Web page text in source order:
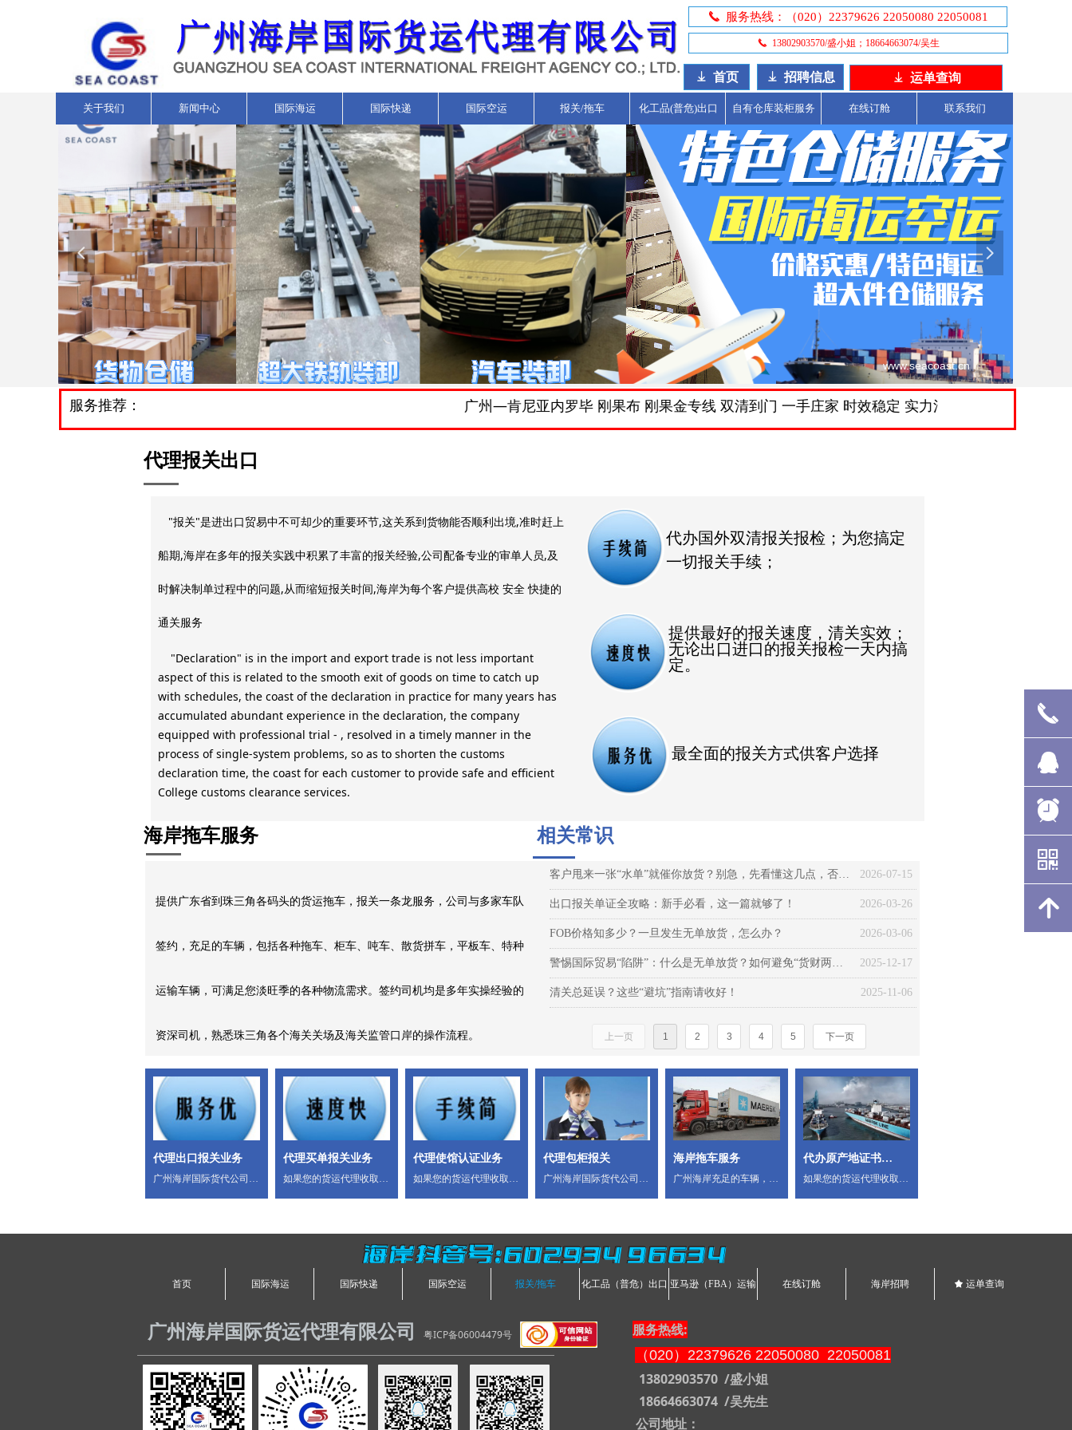
끅 13802903570/盛小姐；18664663074/吴生
ꄈ 首页 ꄈ 招聘信息
끅 服务热线：（020）22379626 22050080 22050081
ꄈ 运单查询
www.seacoast.cn
关于我们 新闻中心 国际海运 国际快递 国际空运 报关/拖车 化工品(普危)出口 自有仓库装柜服务 在线订舱 联系我们
넳 넲
广州—肯尼亚内罗毕 刚果布 刚果金专线 双清到门 一手庄家 时效稳定 实力清关 特色仓储服务 国际
服务推荐：
代理报关出口
"报关"是进出口贸易中不可却少的重要环节,这关系到货物能否顺利出境,准时赶上
船期,海岸在多年的报关实践中积累了丰富的报关经验,公司配备专业的审单人员,及
时解决制单过程中的问题,从而缩短报关时间,海岸为每个客户提供高校 安全 快捷的
通关服务
"Declaration" is in the import and export trade is not less important
aspect of this is related to the smooth exit of goods on time to catch up
with schedules, the coast of the declaration in practice for many years has
accumulated abundant experience in the declaration, the company
equipped with professional trial - , resolved in a timely manner in the
process of single-system problems, so as to shorten the customs
declaration time, the coast for each customer to provide safe and efficient
College customs clearance services.
代办国外双清报关报检；为您搞定
一切报关手续；
提供最好的报关速度，清关实效；
无论出口进口的报关报检一天内搞
定。
最全面的报关方式供客户选择
提供广东省到珠三角各码头的货运拖车，报关一条龙服务，公司与多家车队
签约，充足的车辆，包括各种拖车、柜车、吨车、散货拼车，平板车、特种
运输车辆，可满足您淡旺季的各种物流需求。签约司机均是多年实操经验的
资深司机，熟悉珠三角各个海关关场及海关监管口岸的操作流程。
2026-07-15
客户甩来一张“水单”就催你放货？别急，先看懂这几点，否则血本无归！
2026-03-26
出口报关单证全攻略：新手必看，这一篇就够了！
2026-03-06
FOB价格知多少？一旦发生无单放货，怎么办？
2025-12-17
警惕国际贸易“陷阱”：什么是无单放货？如何避免“货财两空”？
2025-11-06
清关总延误？这些“避坑”指南请收好！
上一页 1 2 3 4 5 下一页
海岸拖车服务
代理出口报关业务
广州海岸国际货代公司
代理买单报关业务
如果您的货运代理收取的
口通关不顺畅，请您立刻
打电话给海岸国际，我们
快捷的通关服务。热线：
18664663074/吴生
代理使馆认证业务
如果您的货运代理收取的
口通关不顺畅，请您立刻
打电话给海岸国际，我们
快捷的通关服务。热线：
代理包柜报关
广州海岸国际货代公司强
关_皇岗出口包柜报关_盐
口包柜报关_赤湾出口包
报关_前海湾出口包柜报
关服务!专业_专一_专注!
值得信赖！热线：
海岸拖车服务
广州海岸充足的车辆，包
求。！热线：
18664663074/吴生
代办原产地证书
COFMFA
如果您的货运代理收取的
快捷的通关服务。热线：
相关常识
广州海岸国际货运代理有限公司 粤ICP备06004479号 服务热线:
（020）22379626 22050080 22050081
13802903570 /盛小姐
18664663074 /吴先生
公司地址：
首页 国际海运 国际快递 国际空运 报关/拖车 化工品（普危）出口 亚马逊（FBA）运输 在线订舱 海岸招聘 끄 运单查询
海岸抖音号：602934 96634
끅
뀩
뀥
낃
녕
끅
뀩
뀥
낃
녕
끅
뀩
뀥
낃
녕
끅
뀩
뀥
낃
녕
끅
뀩
뀥
낃
녕